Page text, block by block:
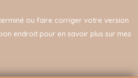
ou faire corriger votre version
endroit pour en savoir plus sur mes